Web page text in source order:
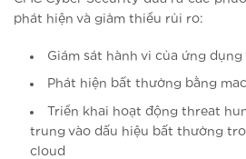
phát hiện và giảm thiểu rủi ro:
Giám sát hành vi của ứng
Phát hiện bất thường bằng
Triển khai hoạt động threat
trung vào dấu hiệu bất thường
cloud